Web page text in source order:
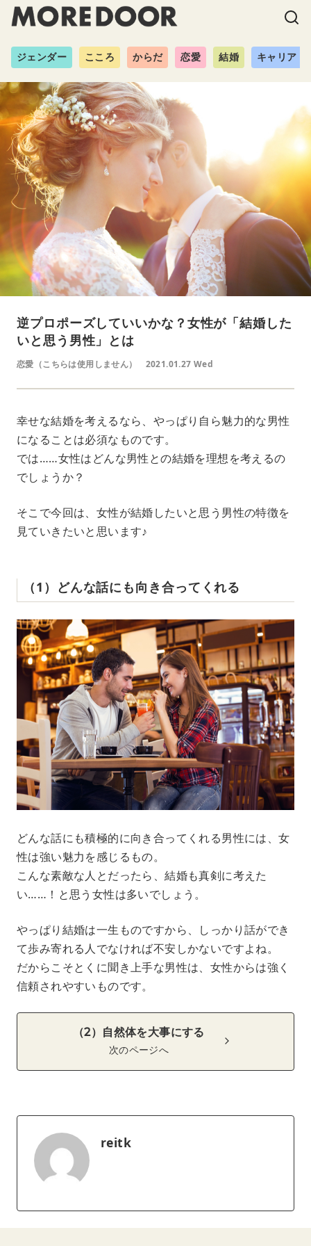
ジェンダー こころ からだ 恋愛 結婚 キャリア
逆プロポーズしていいかな？女性が「結婚した
いと思う男性」とは
恋愛（こちらは使用しません） 2021.01.27 Wed
幸せな結婚を考えるなら、やっぱり自ら魅力的な男性
になることは必須なものです。
では……女性はどんな男性との結婚を理想を考えるの
でしょうか？
そこで今回は、女性が結婚したいと思う男性の特徴を
見ていきたいと思います♪
（1）どんな話にも向き合ってくれる
どんな話にも積極的に向き合ってくれる男性には、女
性は強い魅力を感じるもの。
こんな素敵な人とだったら、結婚も真剣に考えた
い……！と思う女性は多いでしょう。
やっぱり結婚は一生ものですから、しっかり話ができ
て歩み寄れる人でなければ不安しかないですよね。
だからこそとくに聞き上手な男性は、女性からは強く
信頼されやすいものです。
（2）自然体を大事にする
次のページへ
reitk